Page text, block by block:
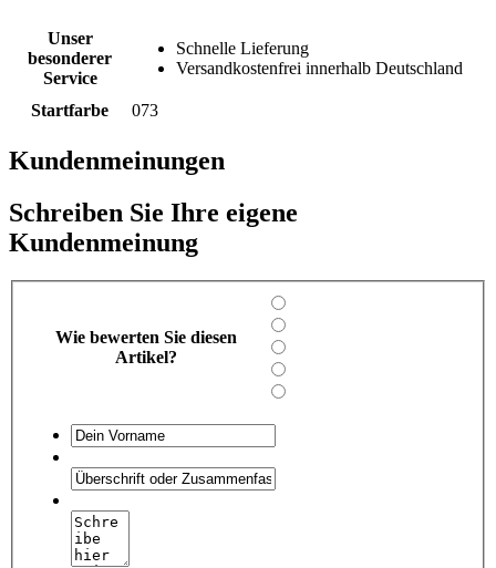
Unser
besonderer
Service
Schnelle Lieferung
Versandkostenfrei innerhalb Deutschland
Startfarbe 073
Kundenmeinungen
Schreiben Sie Ihre eigene
Kundenmeinung
Wie bewerten Sie diesen
Artikel?